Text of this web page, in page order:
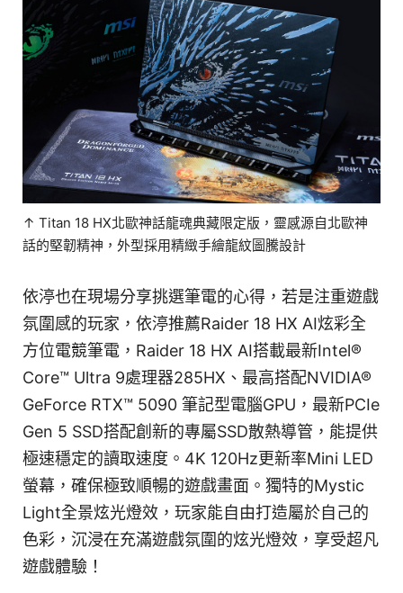
↑ Titan 18 HX北歐神話龍魂典藏限定版，靈感源自北歐神
話的堅韌精神，外型採用精緻手繪龍紋圖騰設計
依渟也在現場分享挑選筆電的心得，若是注重遊戲
氛圍感的玩家，依渟推薦Raider 18 HX AI炫彩全
方位電競筆電，Raider 18 HX AI搭載最新Intel®
Core™ Ultra 9處理器285HX、最高搭配NVIDIA®
GeForce RTX™ 5090 筆記型電腦GPU，最新PCIe
Gen 5 SSD搭配創新的專屬SSD散熱導管，能提供
極速穩定的讀取速度。4K 120Hz更新率Mini LED
螢幕，確保極致順暢的遊戲畫面。獨特的Mystic
Light全景炫光燈效，玩家能自由打造屬於自己的
色彩，沉浸在充滿遊戲氛圍的炫光燈效，享受超凡
遊戲體驗！